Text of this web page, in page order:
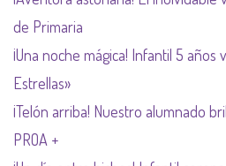
de Primaria
¡Una noche mágica! Infantil 5 años
Estrellas»
¡Telón arriba! Nuestro alumnado
PROA +